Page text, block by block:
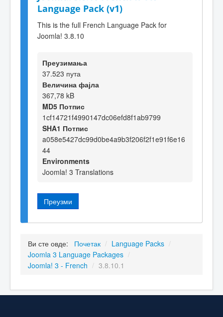
Language Pack (v1)
This is the full French Language Pack for
Joomla! 3.8.10
Преузимања
37.523 пута
Величина фајла
367,78 kB
MD5 Потпис
1cf14721f4990147dc06efd8f1ab9799
SHA1 Потпис
a058e5427dc99d0be4a9b3f206f2f1e91f6e16
44
Environments
Joomla! 3 Translations
Преузми
Ви сте овде: Почетак / Language Packs /
Joomla 3 Language Packages /
Joomla! 3 - French / 3.8.10.1